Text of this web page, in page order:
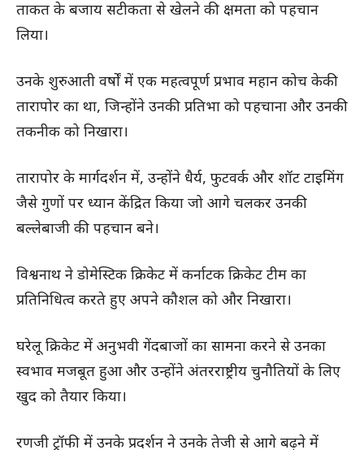
ताकत के बजाय सटीकता से खेलने की क्षमता को पहचान
लिया।
उनके शुरुआती वर्षों में एक महत्वपूर्ण प्रभाव महान कोच केकी
तारापोर का था, जिन्होंने उनकी प्रतिभा को पहचाना और उनकी
तकनीक को निखारा।
तारापोर के मार्गदर्शन में, उन्होंने धैर्य, फुटवर्क और शॉट टाइमिंग
जैसे गुणों पर ध्यान केंद्रित किया जो आगे चलकर उनकी
बल्लेबाजी की पहचान बने।
विश्वनाथ ने डोमेस्टिक क्रिकेट में कर्नाटक क्रिकेट टीम का
प्रतिनिधित्व करते हुए अपने कौशल को और निखारा।
घरेलू क्रिकेट में अनुभवी गेंदबाजों का सामना करने से उनका
स्वभाव मजबूत हुआ और उन्होंने अंतरराष्ट्रीय चुनौतियों के लिए
खुद को तैयार किया।
रणजी ट्रॉफी में उनके प्रदर्शन ने उनके तेजी से आगे बढ़ने में